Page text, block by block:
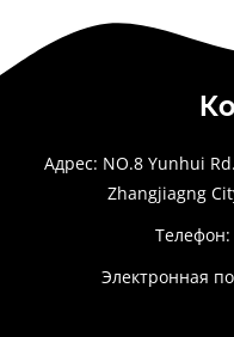
Адрес: NO.8 Yunhui
Zhangjiagng
Телефон:
Электронная